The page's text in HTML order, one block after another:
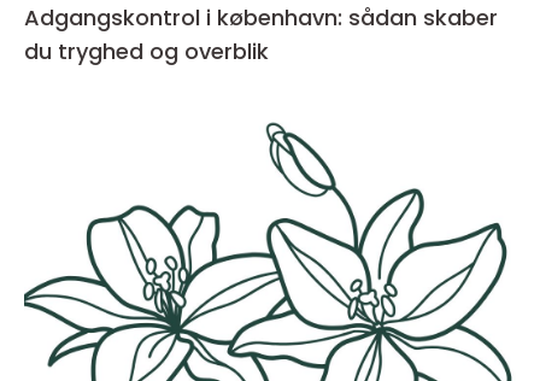
Adgangskontrol i københavn: sådan skaber
du tryghed og overblik